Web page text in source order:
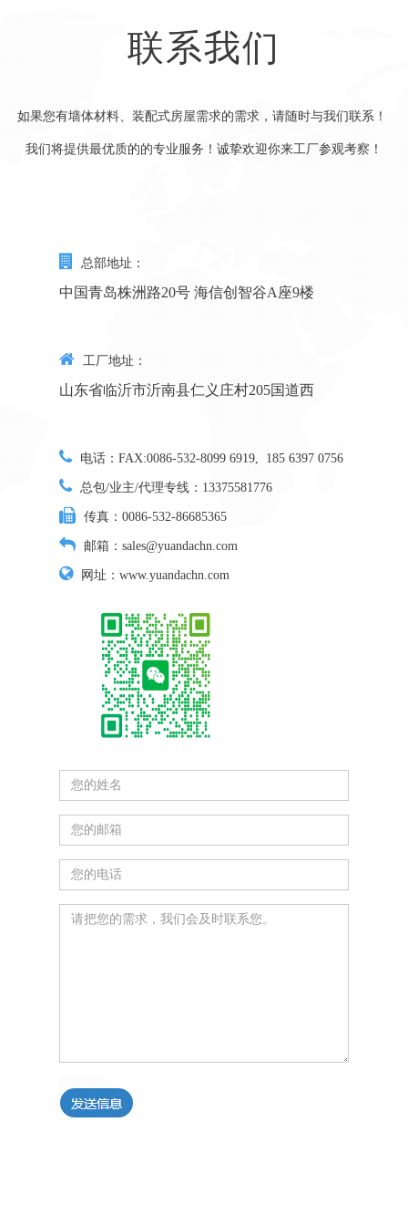
联系我们
如果您有墙体材料、装配式房屋需求的需求，请随时与我们联系！
我们将提供最优质的的专业服务！诚挚欢迎你来工厂参观考察！
总部地址：
中国青岛株洲路20号 海信创智谷A座9楼
工厂地址：
山东省临沂市沂南县仁义庄村205国道西
电话： FAX:0086-532-8099 6919, 185 6397 0756
总包/业主/代理专线：13375581776
传真：0086-532-86685365
邮箱：sales@yuandachn.com
网址：www.yuandachn.com